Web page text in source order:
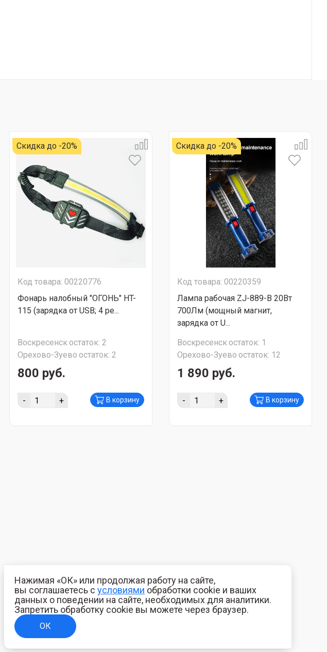
Скидка до -20%
Код товара: 00220776
Фонарь налобный "ОГОНЬ" HT-
115 (зарядка от USB; 4 ре...
Воскресенскостаток: 2
Орехово-Зуево остаток: 2
800 руб.
- + В корзину
Скидка до -20%
Код товара: 00220359
Лампа рабочая ZJ-889-B 20Вт
700Лм (мощный магнит,
зарядка от U...
Воскресенскостаток: 1
Орехово-Зуево остаток: 12
1 890 руб.
- + В корзину
Нажимая «ОК» или продолжая работу на сайте,
вы соглашаетесь с условиями обработки cookie и ваших
данных о поведении на сайте, необходимых для аналитики.
Запретить обработку cookie вы можете через браузер.
ОК